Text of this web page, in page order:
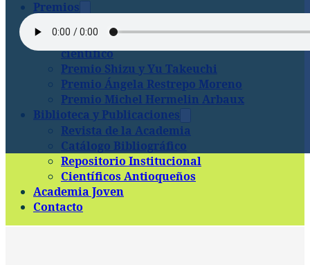
Premios
Premio Amigos de la Academia al joven
científico
Premio Shizu y Yu Takeuchi
Premio Ángela Restrepo Moreno
Premio Michel Hermelin Arbaux
Biblioteca y Publicaciones
Revista de la Academia
Catálogo Bibliográfico
Repositorio Institucional
Científicos Antioqueños
Academia Joven
Contacto